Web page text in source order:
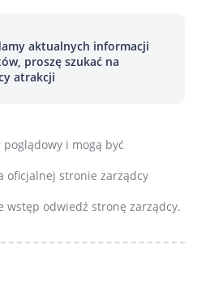
aktualnych informacji
proszę szukać na
atrakcji
i mogą być
oficjalnej stronie zarządcy
wstęp odwiedź stronę zarządcy.